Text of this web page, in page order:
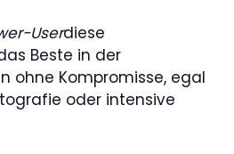
Userdiese
Beste in der
ohne Kompromisse, egal
oder intensive